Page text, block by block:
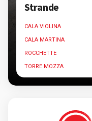
Strande
CALA VIOLINA
CALA MARTINA
ROCCHETTE
TORRE MOZZA